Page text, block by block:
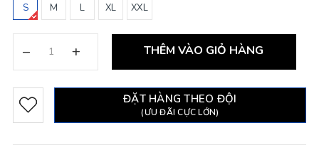
S M L XL XXL
– + THÊM VÀO GIỎ HÀNG
ĐẶT HÀNG THEO ĐỘI
(ƯU ĐÃI CỰC LỚN)